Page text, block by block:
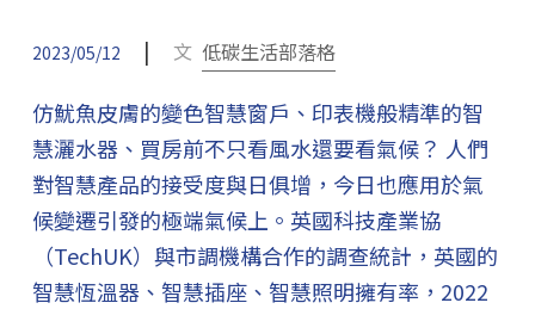
2023/05/12 | 文 低碳生活部落格
仿魷魚皮膚的變色智慧窗戶、印表機般精準的智
慧灑水器、買房前不只看風水還要看氣候？ 人們
對智慧產品的接受度與日俱增，今日也應用於氣
候變遷引發的極端氣候上。英國科技產業協
（TechUK）與市調機構合作的調查統計，英國的
智慧恆溫器、智慧插座、智慧照明擁有率，2022